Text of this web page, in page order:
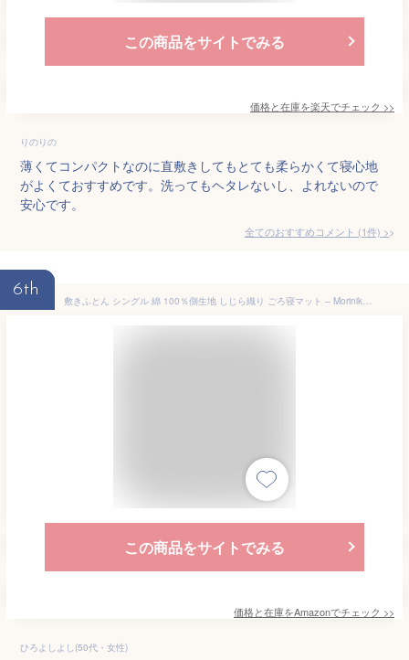
この商品をサイトでみる
価格と在庫を楽天でチェック >>
りのりの
薄くてコンパクトなのに直敷きしてもとても柔らかくて寝心地
がよくておすすめです。洗ってもヘタレないし、よれないので
安心です。
全てのおすすめコメント (1件) >
6th
敷きふとん シングル 綿 100％側生地 しじら織り ごろ寝マット – Moriniko Natural 吸汗速乾 高反発 軽量 抗菌 防臭 防ダニ 厚手 お昼寝 うたた寝 車中泊 洗える 長座布団 70x190cm 2年品質保証（青） ブルー
この商品をサイトでみる
価格と在庫をAmazonでチェック >>
ひろよしよし(50代・女性)